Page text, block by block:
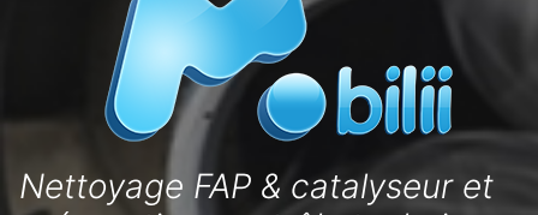
Nettoyage FAP & catalyseur et